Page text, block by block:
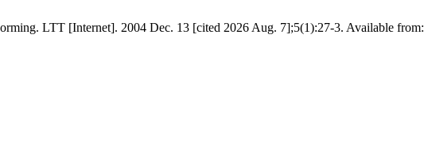
LTT [Internet]. 2004 Dec. 13 [cited 2026 Aug. 7];5(1):27-3. Available from: